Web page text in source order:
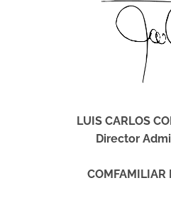
LUIS CARLOS
Director
COMFAMILIAR